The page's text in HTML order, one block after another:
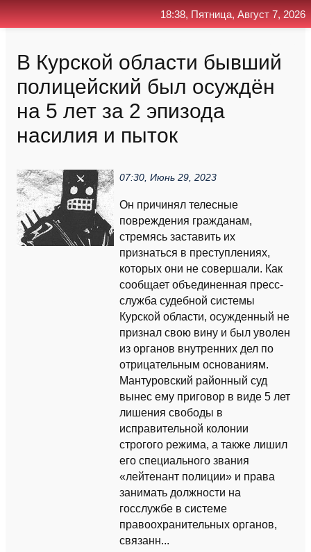
В Курской области бывший
полицейский был осуждён
на 5 лет за 2 эпизода
насилия и пыток
07:30, Июнь 29, 2023
Он причинял телесные
повреждения гражданам,
стремясь заставить их
признаться в преступлениях,
которых они не совершали. Как
сообщает объединенная пресс-
служба судебной системы
Курской области, осужденный не
признал свою вину и был уволен
из органов внутренних дел по
отрицательным основаниям.
Мантуровский районный суд
вынес ему приговор в виде 5 лет
лишения свободы в
исправительной колонии
строгого режима, а также лишил
его специального звания
«лейтенант полиции» и права
занимать должности на
госслужбе в системе
правоохранительных органов,
связанн...
18:38, Пятница, Август 7, 2026